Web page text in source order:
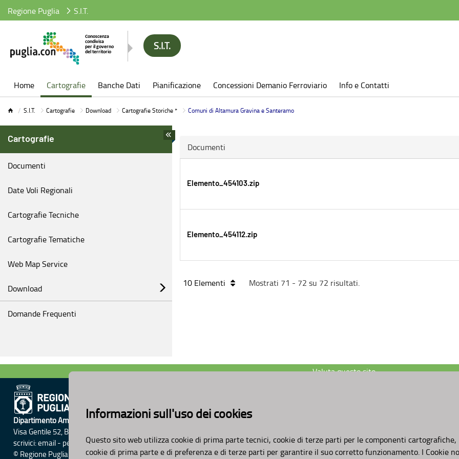
Informazioni sull'uso dei cookies
Questo sito web utilizza cookie di prima parte tecnici, cookie di terze parti per le componenti cartografiche,
cookie di prima parte e di preferenza e di terze parti per garantire il suo corretto funzionamento. I Cookie
Regione Puglia S.I.T.
S.I.T.
Home Cartografie Banche Dati Pianificazione Concessioni Demanio Ferroviario Info e Contatti
S.I.T. Cartografie Download Cartografie Storiche * Comuni di Altamura Gravina e Santeramo
Cartografie
Documenti
Date Voli Regionali
Cartografie Tecniche
Cartografie Tematiche
Web Map Service
Download
Domande Frequenti
Documenti
Elemento_454103.zip
Elemento_454112.zip
10 Elementi Mostrati 71 - 72 su 72 risultati.
Valuta questo sito
Dipartimento Ambiente, Paesaggio e Qualità Urbana
Visa Gentile 52, Bari
scrivici:email- pec
© Regione Puglia
Organizzazione
Programmazione
Decarbonizzazione
UnPianeta Pulito per